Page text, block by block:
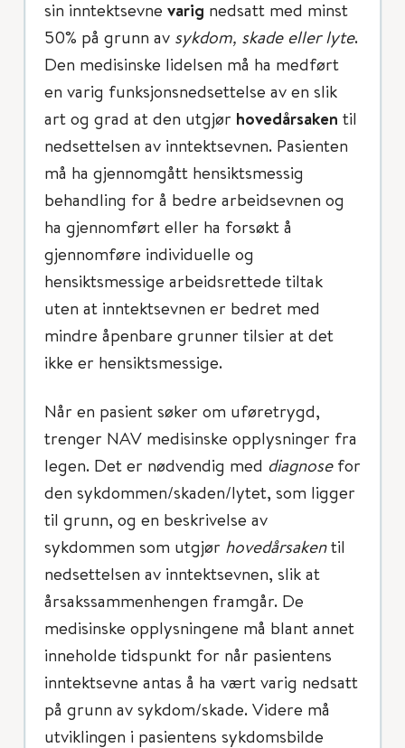
sin inntektsevne varig nedsatt med minst
50% på grunn av sykdom, skade eller lyte.
Den medisinske lidelsen må ha medført
en varig funksjonsnedsettelse av en slik
art og grad at den utgjør hovedårsaken til
nedsettelsen av inntektsevnen. Pasienten
må ha gjennomgått hensiktsmessig
behandling for å bedre arbeidsevnen og
ha gjennomført eller ha forsøkt å
gjennomføre individuelle og
hensiktsmessige arbeidsrettede tiltak
uten at inntektsevnen er bedret med
mindre åpenbare grunner tilsier at det
ikke er hensiktsmessige.
Når en pasient søker om uføretrygd,
trenger NAV medisinske opplysninger fra
legen. Det er nødvendig med diagnose for
den sykdommen/skaden/lytet, som ligger
til grunn, og en beskrivelse av
sykdommen som utgjør hovedårsakentil
nedsettelsen av inntektsevnen, slik at
årsakssammenhengen framgår. De
medisinske opplysningene må blant annet
inneholde tidspunkt for når pasientens
inntektsevne antas å ha vært varig nedsatt
på grunn av sykdom/skade. Videre må
utviklingen i pasientens sykdomsbilde